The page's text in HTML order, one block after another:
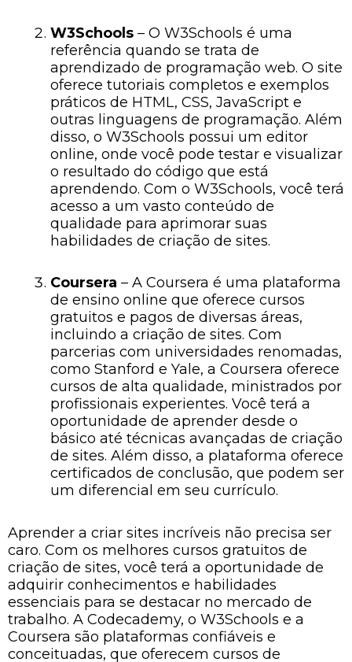
W3Schools – O W3Schools é uma
referência quando se trata de
aprendizado de programação web. O site
oferece tutoriais completos e exemplos
práticos de HTML, CSS, JavaScript e
outras linguagens de programação. Além
disso, o W3Schools possui um editor
online, onde você pode testar e visualizar
o resultado do código que está
aprendendo. Com o W3Schools, você terá
acesso a um vasto conteúdo de
qualidade para aprimorar suas
habilidades de criação de sites.
Coursera – A Coursera é uma plataforma
de ensino online que oferece cursos
gratuitos e pagos de diversas áreas,
incluindo a criação de sites. Com
parcerias com universidades renomadas,
como Stanford e Yale, a Coursera oferece
cursos de alta qualidade, ministrados por
profissionais experientes. Você terá a
oportunidade de aprender desde o
básico até técnicas avançadas de criação
de sites. Além disso, a plataforma oferece
certificados de conclusão, que podem ser
um diferencial em seu currículo.
Aprender a criar sites incríveis não precisa ser
caro. Com os melhores cursos gratuitos de
criação de sites, você terá a oportunidade de
adquirir conhecimentos e habilidades
essenciais para se destacar no mercado de
trabalho. A Codecademy, o W3Schools e a
Coursera são plataformas confiáveis e
conceituadas, que oferecem cursos de